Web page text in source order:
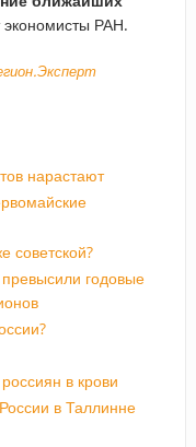
экономисты РАН.
нарастают
советской?
годовые
в крови
в Таллинне